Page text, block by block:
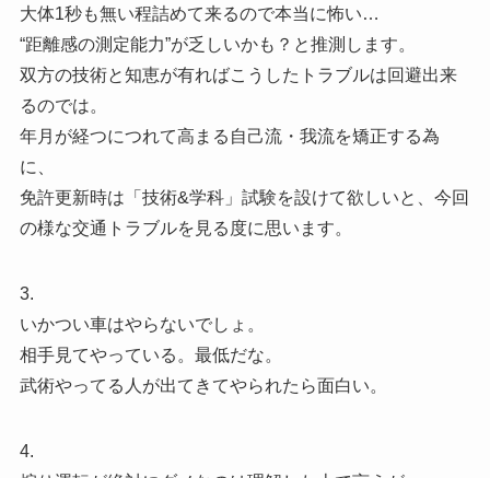
大体1秒も無い程詰めて来るので本当に怖い…
“距離感の測定能力”が乏しいかも？と推測します。
双方の技術と知恵が有ればこうしたトラブルは回避出来
るのでは。
年月が経つにつれて高まる自己流・我流を矯正する為
に、
免許更新時は「技術&学科」試験を設けて欲しいと、今回
の様な交通トラブルを見る度に思います。
3.
いかつい車はやらないでしょ。
相手見てやっている。最低だな。
武術やってる人が出てきてやられたら面白い。
4.